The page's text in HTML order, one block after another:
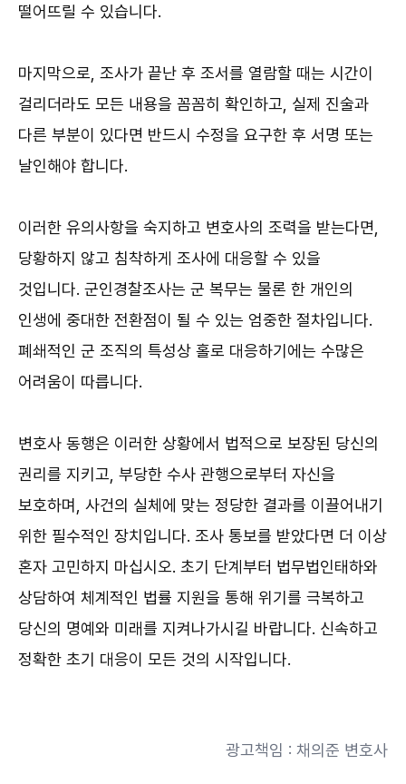
떨어뜨릴 수 있습니다.
마지막으로, 조사가 끝난 후 조서를 열람할 때는 시간이
걸리더라도 모든 내용을 꼼꼼히 확인하고, 실제 진술과
다른 부분이 있다면 반드시 수정을 요구한 후 서명 또는
날인해야 합니다.
이러한 유의사항을 숙지하고 변호사의 조력을 받는다면,
당황하지 않고 침착하게 조사에 대응할 수 있을
것입니다. 군인경찰조사는 군 복무는 물론 한 개인의
인생에 중대한 전환점이 될 수 있는 엄중한 절차입니다.
폐쇄적인 군 조직의 특성상 홀로 대응하기에는 수많은
어려움이 따릅니다.
변호사 동행은 이러한 상황에서 법적으로 보장된 당신의
권리를 지키고, 부당한 수사 관행으로부터 자신을
보호하며, 사건의 실체에 맞는 정당한 결과를 이끌어내기
위한 필수적인 장치입니다. 조사 통보를 받았다면 더 이상
혼자 고민하지 마십시오. 초기 단계부터 법무법인태하와
상담하여 체계적인 법률 지원을 통해 위기를 극복하고
당신의 명예와 미래를 지켜나가시길 바랍니다. 신속하고
정확한 초기 대응이 모든 것의 시작입니다.
광고책임 : 채의준 변호사